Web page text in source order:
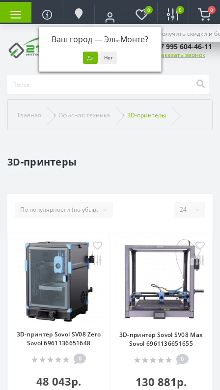
Ваш город —Эль-Монте?
Войдите, чтобы получить скидки и
0 0 0
+7 995 604-46-11
Заказать звонок
Главная Офисная техника 3D-принтеры
3D-принтеры
3D-принтер Sovol SV08 Zero
Sovol 6961136651648
0
48 043р.
3D-принтер Sovol SV08 Max
Sovol 6961136651655
0
130 881р.